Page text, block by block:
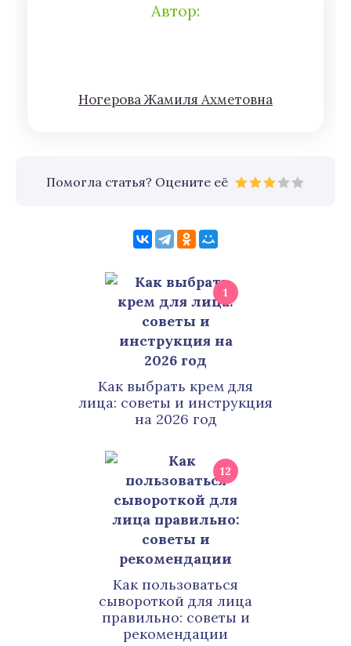
Автор:
Нoгeрова Жaмиля Aхмeтoвна
Помогла статья? Оцените её
1
Как выбрать крем для
лица: советы и инструкция
на 2026 год
12
Как пользоваться
сывороткой для лица
правильно: советы и
рекомендации